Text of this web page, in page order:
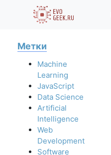
Метки
Machine
Learning
JavaScript
Data Science
Artificial
Intelligence
Web
Development
Software